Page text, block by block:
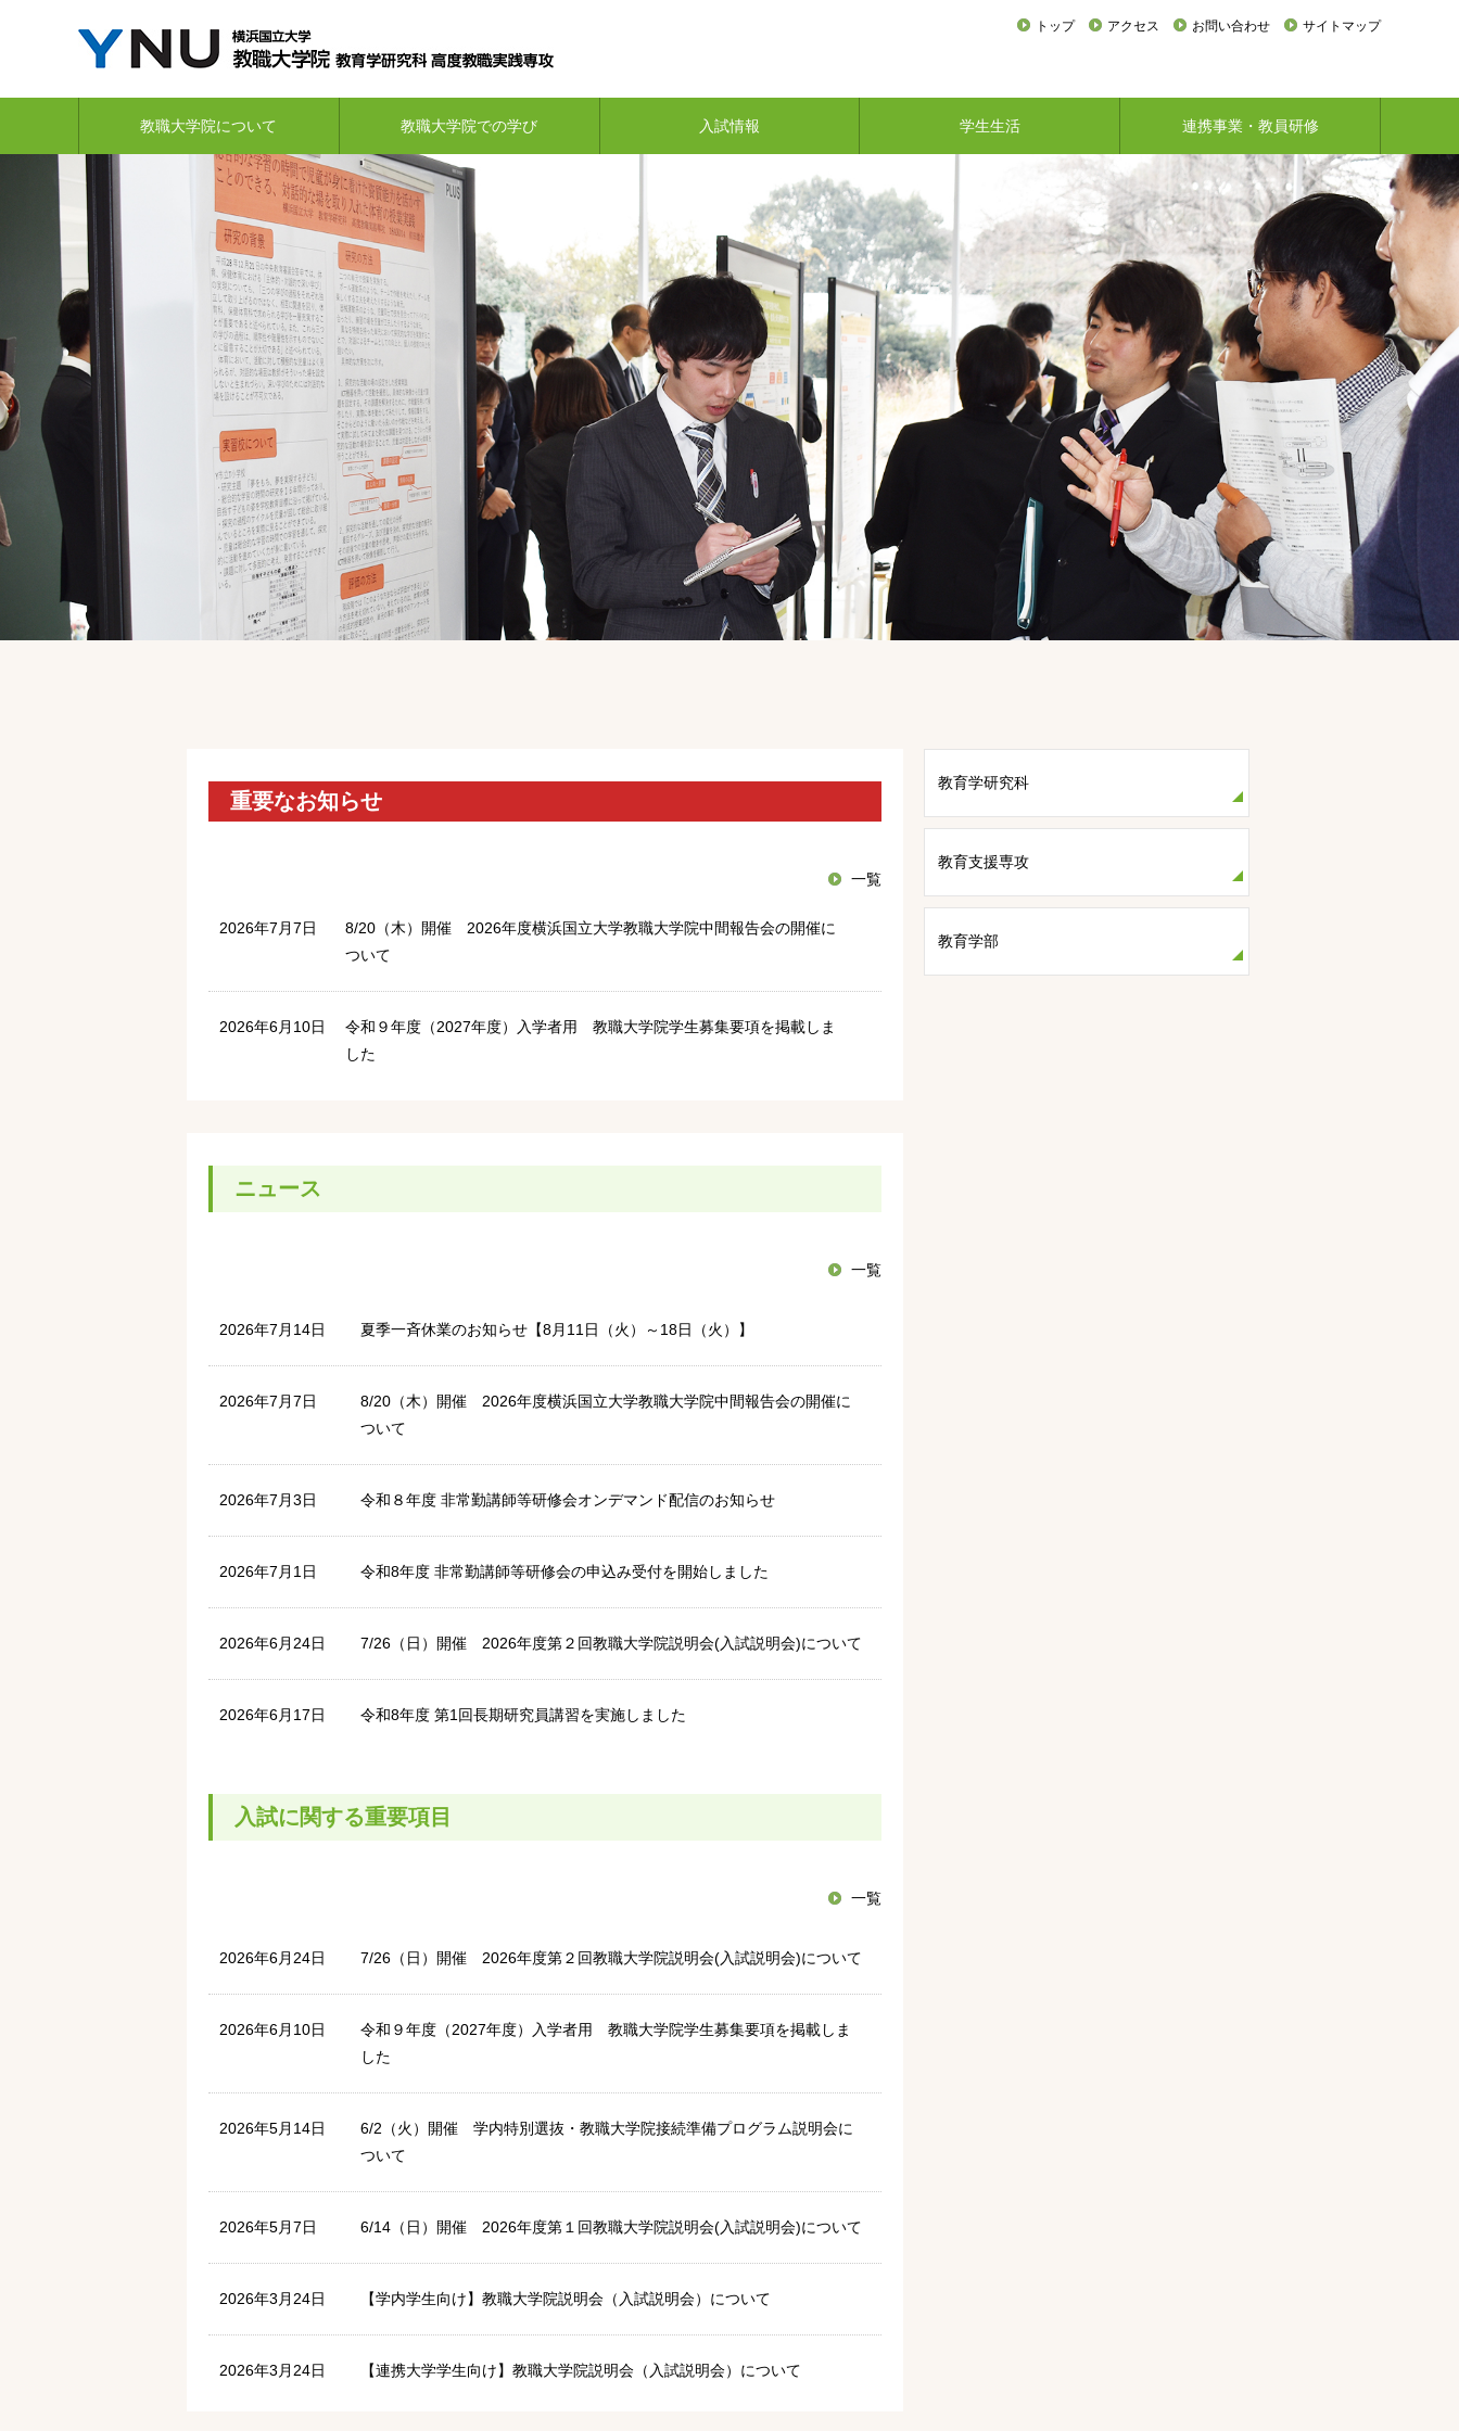
トップ アクセス お問い合わせ サイトマップ
教職大学院について 教職大学院での学び 入試情報 学生生活 連携事業・教員研修
重要なお知らせ
一覧
2026年7月7日
8/20（木）開催 2026年度横浜国立大学教職大学院中間報告会の開催に
ついて
2026年6月10日
令和９年度（2027年度）入学者用 教職大学院学生募集要項を掲載しま
した
ニュース
一覧
2026年7月14日 夏季一斉休業のお知らせ【8月11日（火）～18日（火）】
2026年7月7日
8/20（木）開催 2026年度横浜国立大学教職大学院中間報告会の開催に
ついて
2026年7月3日 令和８年度 非常勤講師等研修会オンデマンド配信のお知らせ
2026年7月1日 令和8年度 非常勤講師等研修会の申込み受付を開始しました
2026年6月24日 7/26（日）開催 2026年度第２回教職大学院説明会(入試説明会)について
2026年6月17日 令和8年度 第1回長期研究員講習を実施しました
した
入試に関する重要項目
一覧
2026年6月24日 7/26（日）開催 2026年度第２回教職大学院説明会(入試説明会)について
2026年6月10日
令和９年度（2027年度）入学者用 教職大学院学生募集要項を掲載しま
した
2026年5月14日
6/2（火）開催 学内特別選抜・教職大学院接続準備プログラム説明会に
ついて
2026年5月7日 6/14（日）開催 2026年度第１回教職大学院説明会(入試説明会)について
2026年3月24日 【学内学生向け】教職大学院説明会（入試説明会）について
2026年3月24日 【連携大学学生向け】教職大学院説明会（入試説明会）について
教育学研究科
教育支援専攻
教育学部